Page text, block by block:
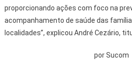
proporcionando ações com foco na
acompanhamento de saúde das
localidades”, explicou André Cezário,
por Sucom